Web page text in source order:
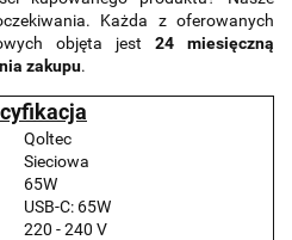
Każda z oferowanych
objęta jest 24 miesięczną
zakupu.
Qoltec
Sieciowa
65W
USB-C: 65W
220 - 240 V